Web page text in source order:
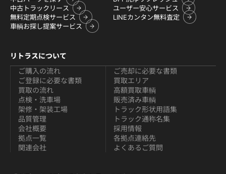
中古トラックリース
ユーザー安心サービス
無料定期点検サービス
LINEカンタン無料査定
車輌お探し提案サービス
リトラスについて
ご購入の流れ
ご登録に必要な書類
買取の流れ
ご売却に必要な書類
買取エリア
高額買取車輌
点検・洗車場
架修・架装工場
品質管理
販売済み車輌
トラック形状用語集
トラック通称名集
会社概要
拠点一覧
関連会社
採用情報
各拠点連絡先
よくあるご質問